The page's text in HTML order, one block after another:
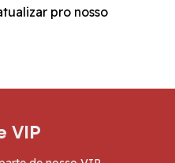
pro nosso
VIP